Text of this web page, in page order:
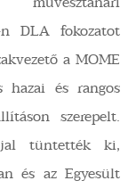
DLA fokozatot
a MOME
hazai és rangos
szerepelt.
tüntették ki,
és az Egyesült